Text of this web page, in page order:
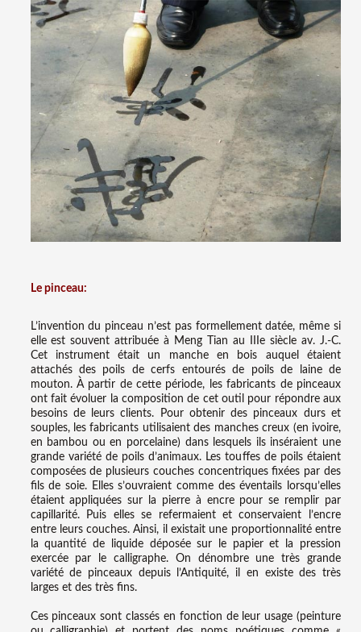
Le pinceau:
L’invention du pinceau n’est pas formellement datée, même si
elle est souvent attribuée à Meng Tian au IIIe siècle av. J.-C.
Cet instrument était un manche en bois auquel étaient
attachés des poils de cerfs entourés de poils de laine de
mouton. À partir de cette période, les fabricants de pinceaux
ont fait évoluer la composition de cet outil pour répondre aux
besoins de leurs clients. Pour obtenir des pinceaux durs et
souples, les fabricants utilisaient des manches creux (en ivoire,
en bambou ou en porcelaine) dans lesquels ils inséraient une
grande variété de poils d’animaux. Les touffes de poils étaient
composées de plusieurs couches concentriques fixées par des
fils de soie. Elles s’ouvraient comme des éventails lorsqu’elles
étaient appliquées sur la pierre à encre pour se remplir par
capillarité. Puis elles se refermaient et conservaient l’encre
entre leurs couches. Ainsi, il existait une proportionnalité entre
la quantité de liquide déposée sur le papier et la pression
exercée par le calligraphe. On dénombre une très grande
variété de pinceaux depuis l’Antiquité, il en existe des très
larges et des très fins.
Ces pinceaux sont classés en fonction de leur usage (peinture